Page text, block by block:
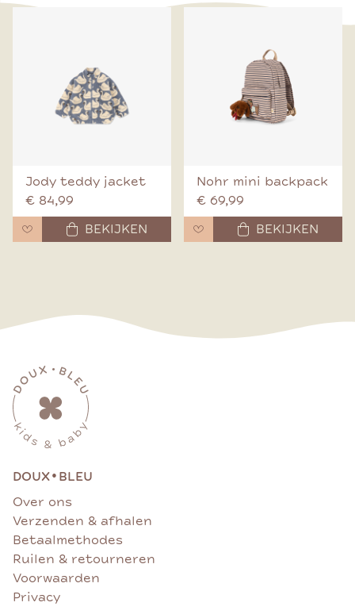
Jody teddy jacket
€ 84,99
BEKIJKEN
Nohr mini backpack
€ 69,99
BEKIJKEN
DOUX• BLEU
Over ons
Verzenden & afhalen
Betaalmethodes
Ruilen & retourneren
Voorwaarden
Privacy